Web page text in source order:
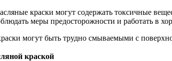
краски могут содержать токсичные
меры предосторожности и работать в
могут быть трудно смываемыми с
краской